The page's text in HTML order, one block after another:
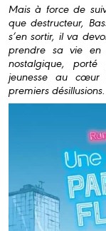
Mais à force de
que destructeur,
s’en sortir, il va
prendre sa vie
nostalgique,
jeunesse au cœur
premiers désillusions.